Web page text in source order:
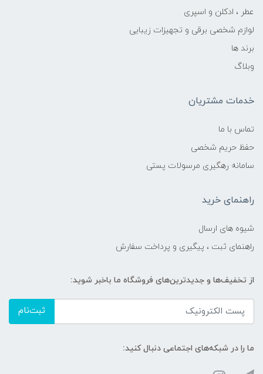
عطر ، ادکلن و اسپری
لوازم شخصی برقی و تجهیزات زیبایی
برند ها
وبلاگ
خدمات مشتریان
تماس با ما
حفظ حریم شخصی
سامانه رهگیری مرسولات پستی
راهنمای خرید
شیوه های ارسال
راهنمای ثبت ، پیگیری و پرداخت سفارش
از تخفیف‌ها و جدیدترین‌های فروشگاه ما باخبر شوید:
ثبت‌نام
ما را در شبکه‌های اجتماعی دنبال کنید: